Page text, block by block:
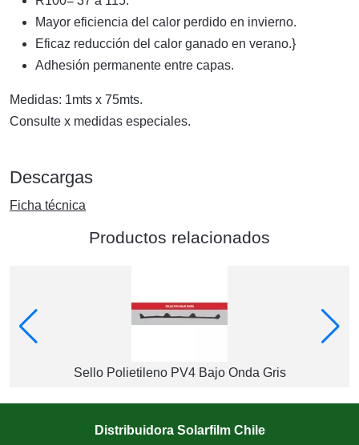
Mayor eficiencia del calor perdido en invierno.
Eficaz reducción del calor ganado en verano.}
Adhesión permanente entre capas.
Medidas: 1mts x 75mts.
Consulte x medidas especiales.
Descargas
Ficha técnica
Productos relacionados
Sello Polietileno PV4 Bajo Onda Gris
Distribuidora Solarfilm Chile